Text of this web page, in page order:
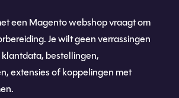
een Magento webshop vraagt om
Je wilt geen verrassingen
bestellingen,
extensies of koppelingen met